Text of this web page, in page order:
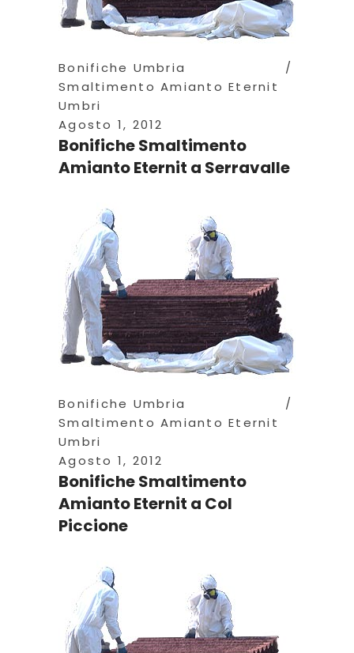
Bonifiche Umbria
Smaltimento Amianto Eternit
Umbri
Agosto 1, 2012
Bonifiche Smaltimento
Amianto Eternit a Serravalle
Bonifiche Umbria
Smaltimento Amianto Eternit
Umbri
Agosto 1, 2012
Bonifiche Smaltimento
Amianto Eternit a Col
Piccione